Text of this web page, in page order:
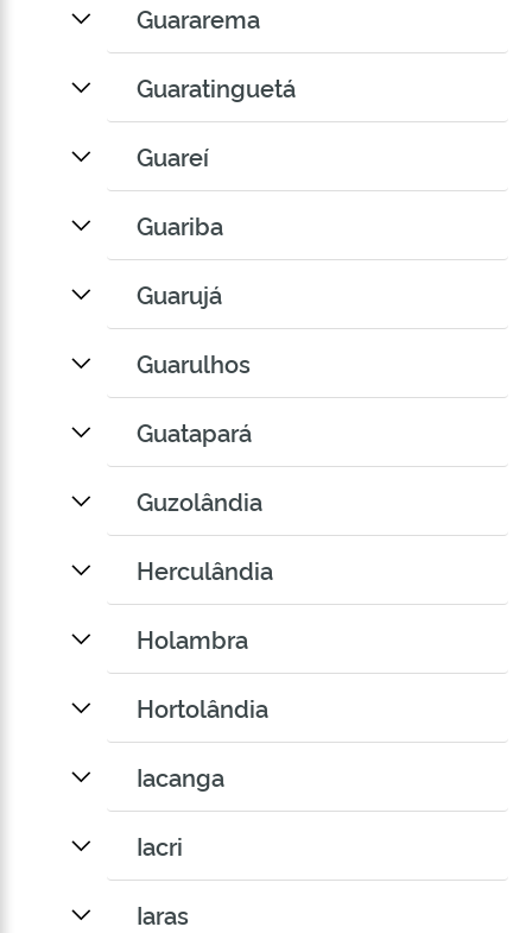
Guararema
Guaratinguetá
Guareí
Guariba
Guarujá
Guarulhos
Guatapará
Guzolândia
Herculândia
Holambra
Hortolândia
Iacanga
Iacri
Iaras